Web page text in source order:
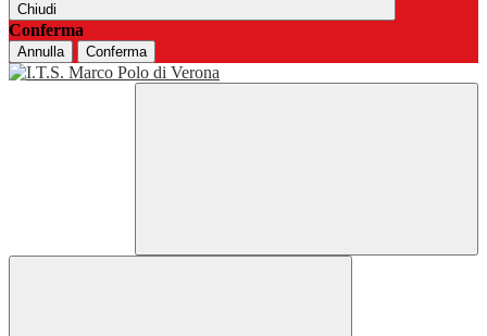
Chiudi
Conferma
Annulla Conferma